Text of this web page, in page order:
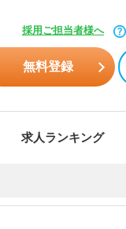
採用ご担当者様へ
無料登録
求人ランキング